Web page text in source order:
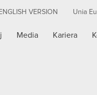
ENGLISH VERSION Unia
Media Kariera